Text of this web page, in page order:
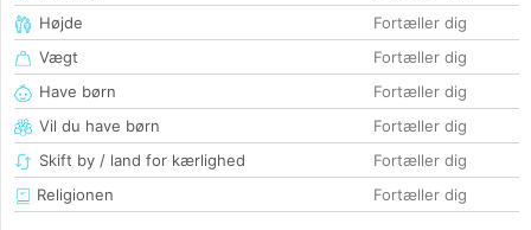
Højde
Fortæller dig
Vægt
Fortæller dig
Have børn
Fortæller dig
Vil du have børn
Fortæller dig
Skift by / land for kærlighed
Fortæller dig
Religionen
Fortæller dig